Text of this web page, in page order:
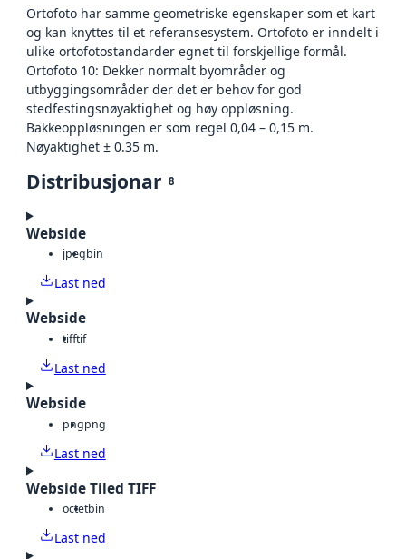
Ortofoto har samme geometriske egenskaper som et kart
og kan knyttes til et referansesystem. Ortofoto er inndelt i
ulike ortofotostandarder egnet til forskjellige formål.
Ortofoto 10: Dekker normalt byområder og
utbyggingsområder der det er behov for god
stedfestingsnøyaktighet og høy oppløsning.
Bakkeoppløsningen er som regel 0,04 – 0,15 m.
Nøyaktighet ± 0.35 m.
Distribusjonar 8
Webside
jpegbin
Last ned
Webside
tifftif
Last ned
Webside
pngpng
Last ned
Webside Tiled TIFF
octetbin
Last ned